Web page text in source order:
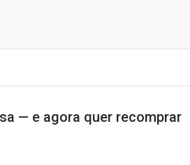
— e agora quer recomprar